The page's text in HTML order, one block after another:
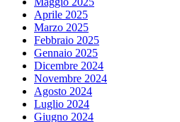
Aprile 2025
Marzo 2025
Febbraio 2025
Gennaio 2025
Dicembre 2024
Novembre 2024
Agosto 2024
Luglio 2024
Giugno 2024